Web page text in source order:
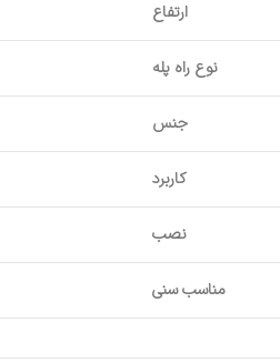
ارتفاع
نوع راه پله
جنس
کاربرد
نصب
مناسب سنی